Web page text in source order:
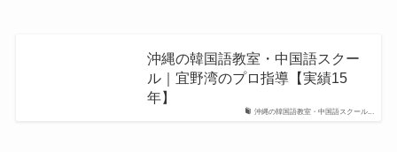
沖縄の韓国語教室・中国語スクール...
沖縄の韓国語教室・中国語スクー
ル｜宜野湾のプロ指導【実績15
年】